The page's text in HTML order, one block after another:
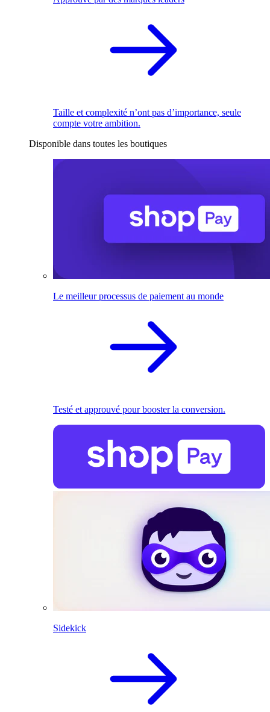
Taille et complexité n’ont pas d’importance, seule
compte votre ambition.
Disponible dans toutes les boutiques
Le meilleur processus de paiement au monde
Testé et approuvé pour booster la conversion.
Sidekick